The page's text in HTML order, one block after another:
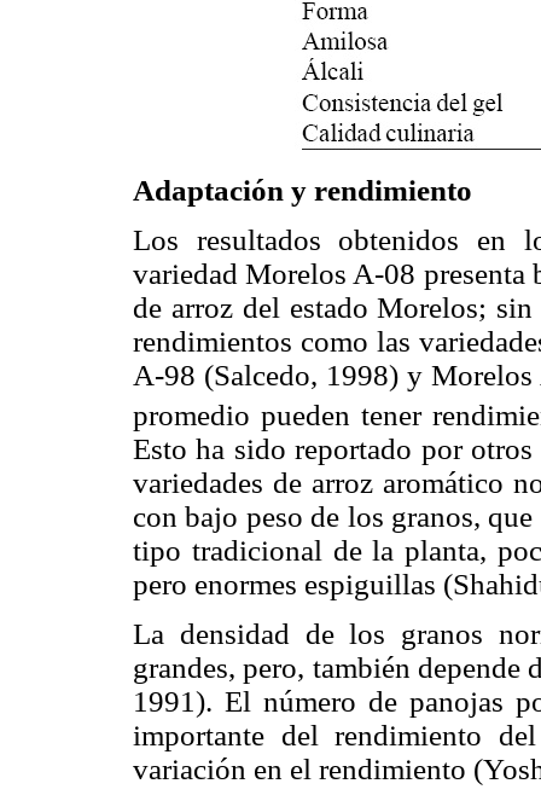
Adaptación y rendimiento
Los resultados obtenidos en
variedad Morelos A-08 presenta
de arroz del estado Morelos;
rendimientos como las
A-98 (Salcedo, 1998) y
promedio pueden tener
Esto ha sido reportado por
variedades de arroz aromático
con bajo peso de los granos,
tipo tradicional de la planta,
pero enormes espiguillas
La densidad de los granos
grandes, pero, también
1991). El número de panojas
importante del rendimiento
variación en el rendimiento